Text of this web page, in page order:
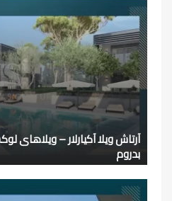
آرتاش ویلا آکیارلار – ویلاهای
بدروم